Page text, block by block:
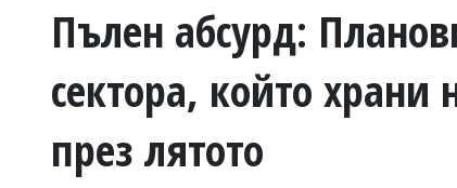
ВОЙНАТА
УКРАЙНА
РАЗСЛЕДВАНЕ
Пълен абсурд:
сектора, който
през лятото